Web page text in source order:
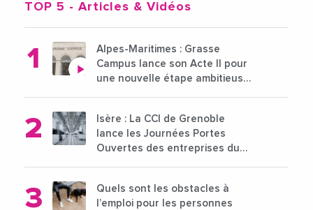
TOP 5 - Articles & Vidéos
Alpes-Maritimes : Grasse
Campus lance son Acte II pour
une nouvelle étape ambitieuse
Isère : La CCI de Grenoble
lance les Journées Portes
Ouvertes des entreprises du
Quels sont les obstacles à
l’emploi pour les personnes